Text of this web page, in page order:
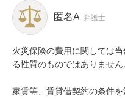
匿名A 弁護士
火災保険の費用に関しては
る性質のものではありません
家賃等、賃貸借契約の条件